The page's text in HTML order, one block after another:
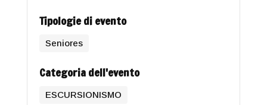
Tipologie di evento
Seniores
Categoria dell'evento
ESCURSIONISMO